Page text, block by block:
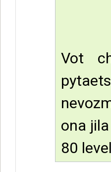
Vot
ona
80